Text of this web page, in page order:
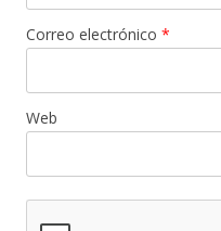
Correo electrónico *
Web